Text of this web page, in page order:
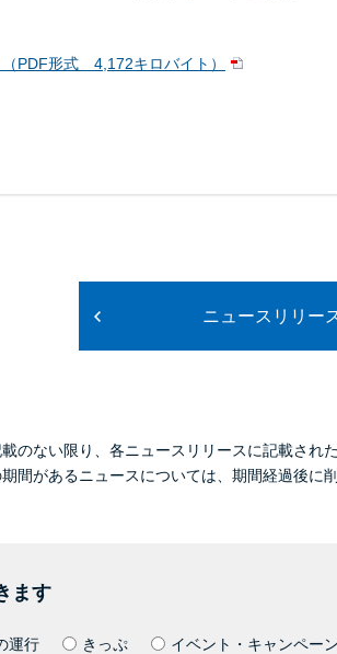
PDF形式 4,172キロバイト）
ニュースリリー
のない限り、各ニュースリリースに記載され
間があるニュースについては、期間経過後に
ます
運行 きっぷ イベント・キャンペーン